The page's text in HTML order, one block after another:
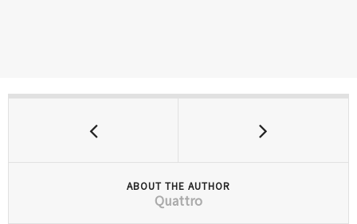
ABOUT THE AUTHOR
Quattro